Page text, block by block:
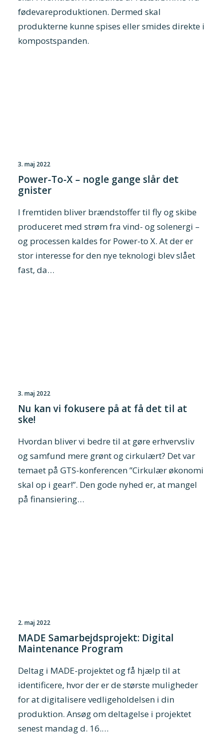
fødevareproduktionen. Dermed skal
produkterne kunne spises eller smides direkte i
kompostspanden.
3. maj 2022
Power-To-X – nogle gange slår det
gnister
I fremtiden bliver brændstoffer til fly og skibe
produceret med strøm fra vind- og solenergi –
og processen kaldes for Power-to X. At der er
stor interesse for den nye teknologi blev slået
fast, da…
3. maj 2022
Nu kan vi fokusere på at få det til at
ske!
Hvordan bliver vi bedre til at gøre erhvervsliv
og samfund mere grønt og cirkulært? Det var
temaet på GTS-konferencen ”Cirkulær økonomi
skal op i gear!”. Den gode nyhed er, at mangel
på finansiering…
2. maj 2022
MADE Samarbejdsprojekt: Digital
Maintenance Program
Deltag i MADE-projektet og få hjælp til at
identificere, hvor der er de største muligheder
for at digitalisere vedligeholdelsen i din
produktion. Ansøg om deltagelse i projektet
senest mandag d. 16.…